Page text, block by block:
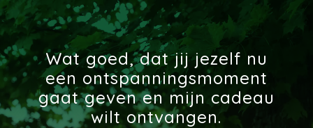
Wat goed, dat jij jezelf nu
een ontspanningsmoment
gaat geven en mijn cadeau
wilt ontvangen.